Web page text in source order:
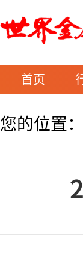
首页
您的位置：